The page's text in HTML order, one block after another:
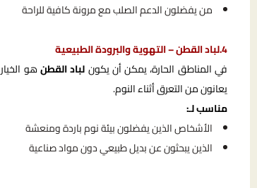
من يفضلون الدعم الصلب مع مرونة كافية للراحة
4.لباد القطن – التهوية والبرودة الطبيعية
في المناطق الحارة، يمكن أن يكونلباد القطنهو
يعانون من التعرق أثناء النوم.
مناسب لـ:
الأشخاص الذين يفضلون بيئة نوم باردة ومنعشة
الذين يبحثون عن بديل طبيعي دون مواد صناعية